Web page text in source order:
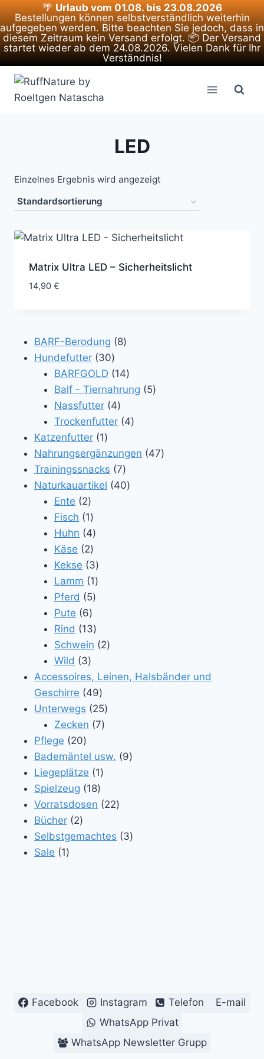
🌴Urlaub vom 01.08. bis 23.08.2026
Bestellungen können selbstverständlich weiterhin
aufgegeben werden. Bitte beachten Sie jedoch, dass in
diesem Zeitraum kein Versand erfolgt. 📦 Der Versand
startet wieder ab dem 24.08.2026. Vielen Dank für Ihr
Verständnis!
Zum
springen
LED
Einzelnes Ergebnis wird angezeigt
Matrix Ultra LED – Sicherheitslicht
14,90 €
BARF-Berodung 88
Hundefutter 3030
Produkte
BARFGOLD 1414
Produkte
Balf - Tiernahrung 55
Nassfutter 44
Produkte
Trockenfutter 44
Katzenfutter 11
Produkt
Nahrungsergänzungen 4747
Trainingssnacks 77
Produkte
Naturkauartikel 4040
Ente 22
Produkte
Fisch 11
Produkt
Huhn 44
Produkte
Käse 22
Produkte
Kekse 33
Produkte
Lamm 11
Produkt
Pferd 55
Pute 66
Produkte
Rind 1313
Produkte
Schwein 22
Wild 33
Produkte
Accessoires, Leinen, Halsbänder und
Geschirre
4949
Produkte
Unterwegs 2525
Produkte
Zecken 77
Pflege 2020
Produkte
Bademäntel usw. 99
Liegeplätze 11
Produkt
Spielzeug 1818
Produkte
Vorratsdosen 2222
Bücher 22
Produkte
Selbstgemachtes 33
Sale 11
Facebook Instagram Telefon
E-mail
WhatsApp Privat
WhatsApp Newsletter Grupp